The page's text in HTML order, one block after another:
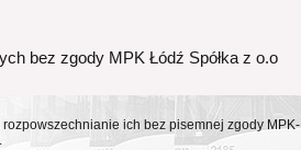
bez zgody MPK Łódź Spółka z o.o
ich bez pisemnej zgody MPK-